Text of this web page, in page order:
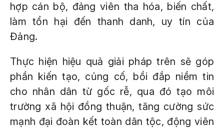
hợp cán bộ, đảng viên tha hóa, biến chất,
làm tổn hại đến thanh danh, uy tín của
Đảng.
Thực hiện hiệu quả giải pháp trên sẽ góp
phần kiến tạo, củng cố, bồi đắp niềm tin
cho nhân dân từ gốc rễ, qua đó tạo môi
trường xã hội đồng thuận, tăng cường sức
mạnh đại đoàn kết toàn dân tộc, động viên